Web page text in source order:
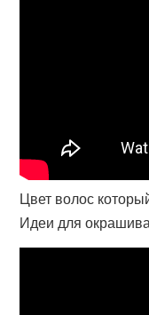
Цвет волос
Идеи для